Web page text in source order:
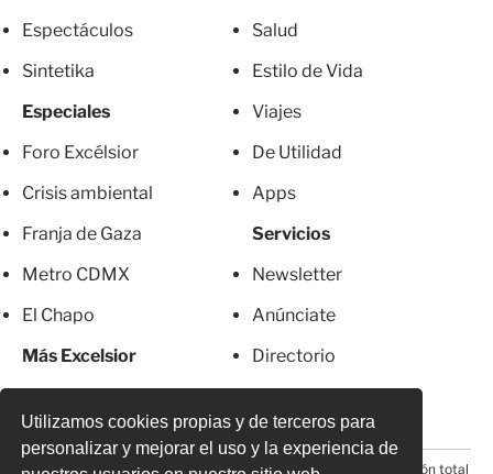
Utilizamos cookies propias y de terceros para
personalizar y mejorar el uso y la experiencia de
Espectáculos
Sintetika
Especiales
Foro Excélsior
Crisis ambiental
Franja de Gaza
Metro CDMX
El Chapo
Más Excelsior
Salud
Estilo de Vida
Viajes
De Utilidad
Apps
Servicios
Newsletter
Anúnciate
Directorio
© 2026 Todos los derechos reservados. Prohibida la reproducción total